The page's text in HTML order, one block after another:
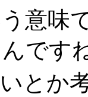
意味
です
とか